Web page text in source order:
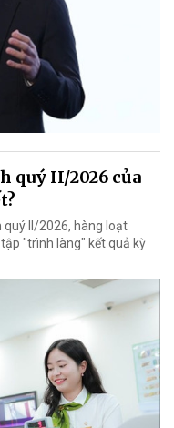
quý II/2026 của
quý II/2026, hàng loạt
"trình làng" kết quả kỳ